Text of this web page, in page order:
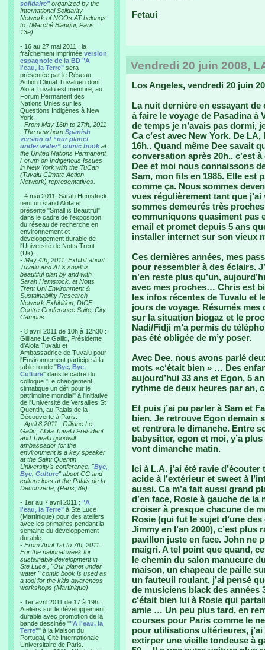
solidaire"organized by the
International Solidarity
Network of NGOs AT belongs
to. (Marché Blanqui, Paris
13e)
- 16 au 27 mai 2011 : la
fraîchement imprimée version
espagnole de la BD "A
l'eau, la Terre" sera
présentée par le Réseau
Action Climat Tuvaluen dont
Alofa Tuvalu est membre, au
Forum Permanent des
Nations Unies sur les
Questions Indigènes à New
York.
- From May 16th to 27th, 2011
: The new born Spanish
version of “our planet
under water” comic book at
the United Nations Permanent
Forum on Indigenous Issues
in New York with the TuCan
(Tuvalu Climate Action
Network) representatives.
- 4 mai 2011: Sarah Hemstock
tient un stand Alofa et
présente "Small is Beautiful"
dans le cadre de l'exposition
du réseau de recherche en
environnement et
développement durable de
l'Université de Notts Trent
(Uk).
- May 4th, 2011: Exhibit about
Tuvalu and AT’s small is
beautiful plan by and with
Sarah Hemstock. at Notts
Trent Uni Environment &
Sustainability Research
Network Exhibition, DICE
Centre Conference Suite, City
Campus.
- 8 avril 2011 de 10h à 12h30 :
Gilliane Le Gallic, Présidente
d'Alofa Tuvalu et
Ambassadrice de Tuvalu pour
l'Environnement participe à la
table-ronde "Bye, Bye,
Culture" dans le cadre du
colloque "Le changement
climatique un défi pour le
patrimoine mondial" à l'initiative
de l'Université de Versailles St
Quentin, au Palais de la
Découverte à Paris.
- April 8,2011 : Gilliane Le
Gallic, Alofa Tuvalu President
and Tuvalu goodwill
ambassador for the
environment is a key speaker
at the Saint Quentin
University’s conference, "Bye,
Bye, Culture" about CC and
culture loss at the Palais de la
Decouverte, (Paris, 8e).
- 1er au 7 avril 2011 : "A
l'eau, la Terre" à Ste Luce
(Martinique) pour des ateliers
avec les primaires pendant la
semaine du développement
durable.
- From April 1st to 7th, 2011 :
For the national week for
sustainable development in
Ste Luce , "Our planet under
water " comic book is used as
a tool for the kids awareness
workshops (Martinique)
- 1er avril 2011 de 17 à 19h :
Ateliers sur le développement
durable avec promotion de la
bande dessinée ""A l'eau, la
Terre"" à la Maison du
Portugal, Cité Internationale
Universitaire de Paris.
Fetaui
Vendredi 20 juin 2008,
Los Angeles, vendredi 20 juin
La nuit dernière en essayant
à faire le voyage de Pasadina à
de temps je n’avais pas dormi,
Ca c’est avec New York. De
16h.. Quand même Dee savait
conversation après 20h.. c’est
Dee et moi nous connaissons
Sam, mon fils en 1985. Elle est
comme ça. Nous sommes
vues régulièrement tant que
sommes demeurés très
communiquons quasiment pas
email et promet depuis 5 ans
installer internet sur son vieux
Ces dernières années, mes
pour ressembler à des éclairs.
n’en reste plus qu’un,
avec mes proches… Chris est
les infos récentes de Tuvalu et
jours de voyage. Résumés
sur la situation biogaz et le
Nadi/Fidji m’a permis de
pas été obligée de m’y poser.
Avec Dee, nous avons parlé
mots «c‘était bien » … Des
aujourd’hui 33 ans et Egon, 5
rythme de deux heures par an,
Et puis j’ai pu parler à Sam et
bien. Je retrouve Egon demain
et rentrera le dimanche. Entre
babysitter, egon et moi, y’a
vont dimanche matin.
Ici à L.A. j’ai été ravie
acide à l’extérieur et sweet à
aussi. Ca m’a fait aussi grand
d’en face, Rosie à gauche de
croiser à presque chacune de
Rosie (qui fut le sujet d’une
Jimmy en l’an 2000), c’est
pavillon juste en face. John ne
maigri. A tel point que quand,
le chemin du salon manucure
maison, un chapeau de paille
un fauteuil roulant, j’ai pensé
de musiciens black des années
c‘était bien lui à Rosie qui
amie … Un peu plus tard, en
courses pour Paris comme le
pour utilisations ultérieures, j’ai
extirper une vieille tondeuse à